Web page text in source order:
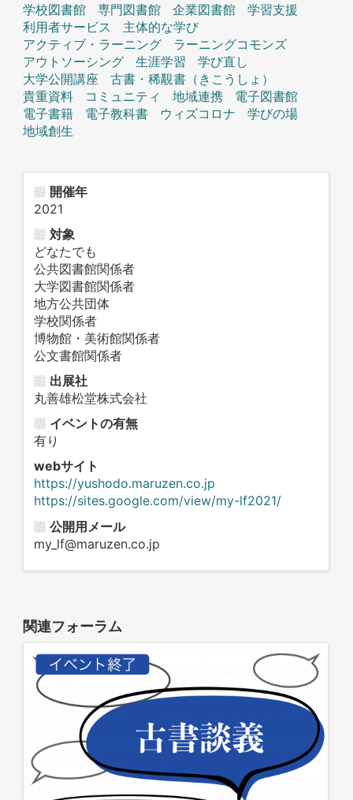
学校図書館
専門図書館 企業図書館
学習支援
利用者サービス
主体的な学び
アクティブ・ラーニング
ラーニングコモンズ
アウトソーシング
生涯学習
学び直し
大学公開講座
古書・稀覯書（きこうしょ）
貴重資料
コミュニティ 地域連携
電子図書館
電子書籍
電子教科書 ウィズコロナ
学びの場
地域創生
開催年
2021
対象
どなたでも
公共図書館関係者
大学図書館関係者
地方公共団体
学校関係者
博物館・美術館関係者
公文書館関係者
出展社
丸善雄松堂株式会社
イベントの有無
有り
webサイト
https://yushodo.maruzen.co.jp
https://sites.google.com/view/my-lf2021/
公開用メール
my_lf@maruzen.co.jp
関連フォーラム